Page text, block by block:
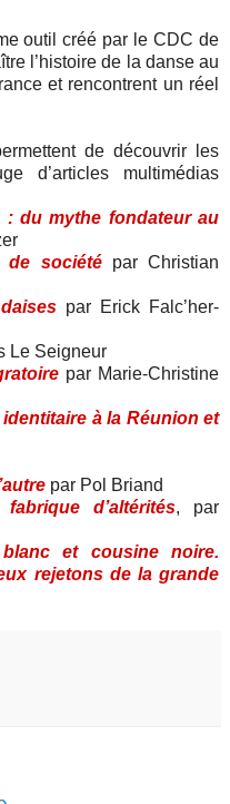
outil créé par le CDC de
l’histoire de la danse au
et rencontrent un réel
de découvrir les
d’articles multimédias
: du mythe fondateur au
de société par Christian
par Erick Falc’her-
Le Seigneur
par Marie-Christine
à la Réunion et
par Pol Briand
d’altérités, par
et cousine noire.
rejetons de la grande